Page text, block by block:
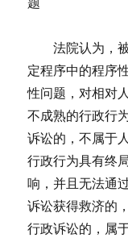
法院认为，被
定程序中的程序
性问题，对相对
不成熟的行政行
诉讼的，不属于
行政行为具有终
响，并且无法通
诉讼获得救济的
行政诉讼的，属